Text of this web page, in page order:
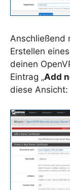
Anschließend
Erstellen
deinen
Eintrag „Add
diese Ansicht: